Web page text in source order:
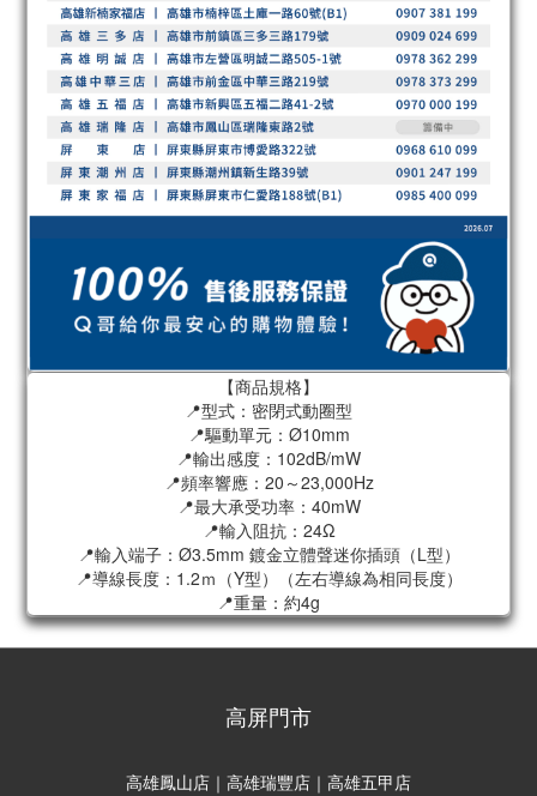
【商品規格】
📍型式：密閉式動圈型
📍驅動單元：Ø10mm
📍輸出感度：102dB/mW
📍頻率響應：20～23,000Hz
📍最大承受功率：40mW
📍輸入阻抗：24Ω
📍輸入端子：Ø3.5mm 鍍金立體聲迷你插頭（L型）
📍導線長度：1.2ｍ（Y型）（左右導線為相同長度）
📍重量：約4g
高屏門市
高雄鳳山店｜高雄瑞豐店｜高雄五甲店